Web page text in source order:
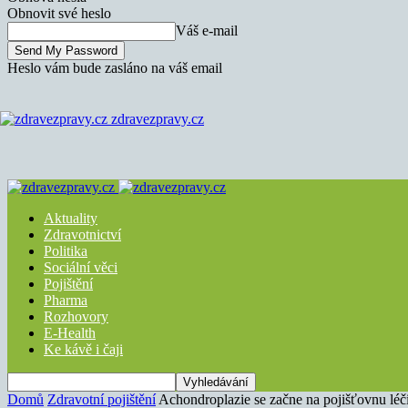
Obnovit své heslo
Váš e-mail
Heslo vám bude zasláno na váš email
zdravezpravy.cz
Aktuality
Zdravotnictví
Politika
Sociální věci
Pojištění
Pharma
Rozhovory
E-Health
Ke kávě i čaji
Domů Zdravotní pojištění Achondroplazie se začne na pojišťovnu